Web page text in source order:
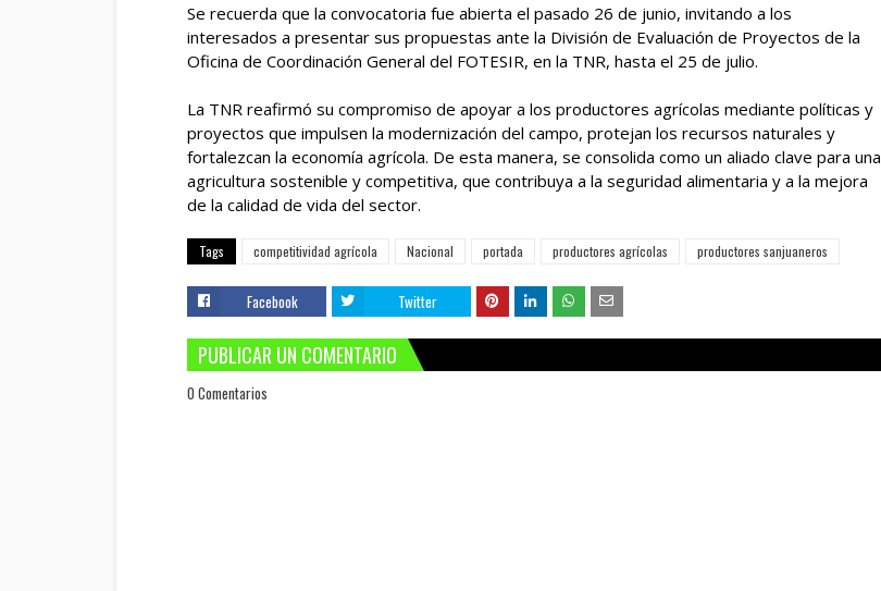
Se recuerda que la convocatoria fue abierta el pasado 26 de junio, invitando a los
interesados a presentar sus propuestas ante la División de Evaluación de Proyectos de la
Oficina de Coordinación General del FOTESIR, en la TNR, hasta el 25 de julio.
La TNR reafirmó su compromiso de apoyar a los productores agrícolas mediante políticas y
proyectos que impulsen la modernización del campo, protejan los recursos naturales y
fortalezcan la economía agrícola. De esta manera, se consolida como un aliado clave para una
agricultura sostenible y competitiva, que contribuya a la seguridad alimentaria y a la mejora
de la calidad de vida del sector.
Tags competitividad agrícola Nacional portada productores agrícolas productores sanjuaneros
Facebook Twitter
PUBLICAR UN COMENTARIO
0 Comentarios